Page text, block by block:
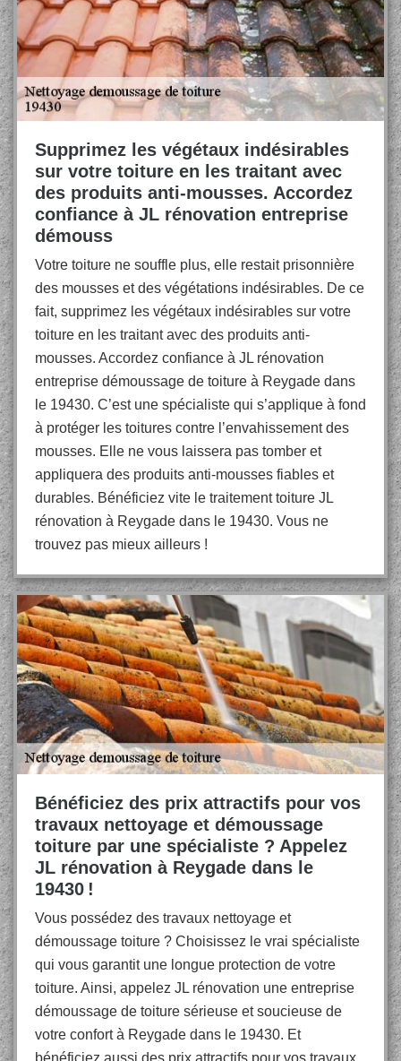
Supprimez les végétaux indésirables
sur votre toiture en les traitant avec
des produits anti-mousses. Accordez
confiance à JL rénovation entreprise
démouss
Votre toiture ne souffle plus, elle restait prisonnière
des mousses et des végétations indésirables. De ce
fait, supprimez les végétaux indésirables sur votre
toiture en les traitant avec des produits anti-
mousses. Accordez confiance à JL rénovation
entreprise démoussage de toiture à Reygade dans
le 19430. C’est une spécialiste qui s’applique à fond
à protéger les toitures contre l’envahissement des
mousses. Elle ne vous laissera pas tomber et
appliquera des produits anti-mousses fiables et
durables. Bénéficiez vite le traitement toiture JL
rénovation à Reygade dans le 19430. Vous ne
trouvez pas mieux ailleurs !
Bénéficiez des prix attractifs pour vos
travaux nettoyage et démoussage
toiture par une spécialiste ? Appelez
JL rénovation à Reygade dans le
19430 !
Vous possédez des travaux nettoyage et
démoussage toiture ? Choisissez le vrai spécialiste
qui vous garantit une longue protection de votre
toiture. Ainsi, appelez JL rénovation une entreprise
démoussage de toiture sérieuse et soucieuse de
votre confort à Reygade dans le 19430. Et
bénéficiez aussi des prix attractifs pour vos travaux